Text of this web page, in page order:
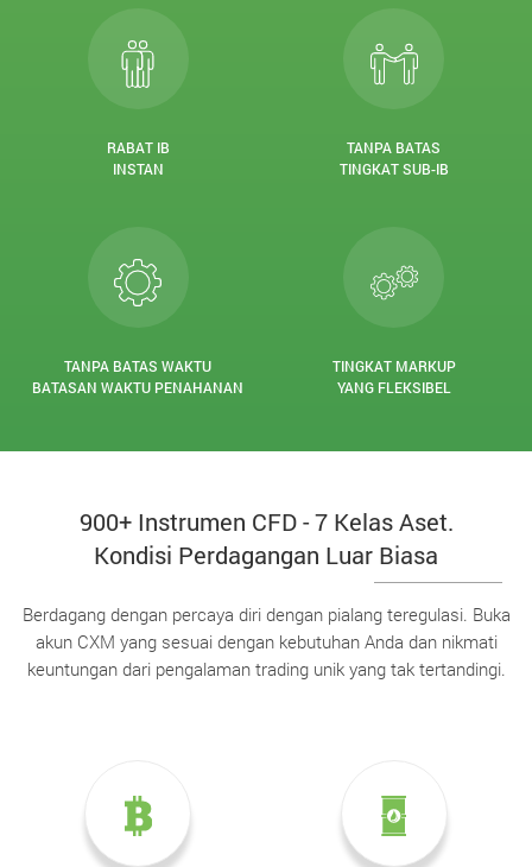
RABAT IB
INSTAN
TANPA BATAS
TINGKAT SUB-IB
TANPA BATAS WAKTU
BATASAN WAKTU PENAHANAN
TINGKAT MARKUP
YANG FLEKSIBEL
900+ Instrumen CFD - 7 Kelas Aset.
Kondisi Perdagangan Luar Biasa
Berdagang dengan percaya diri dengan pialang teregulasi. Buka
akun CXM yang sesuai dengan kebutuhan Anda dan nikmati
keuntungan dari pengalaman trading unik yang tak tertandingi.